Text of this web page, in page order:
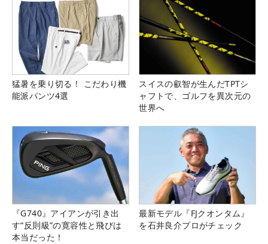
猛暑を乗り切る！ こだわり機
能派パンツ4選
スイスの叡智が生んだTPTシ
ャフトで、ゴルフを異次元の
世界へ
『G740』アイアンが引き出
す“反則級”の寛容性と飛びは
本当だった！
最新モデル『FJクオンタム』
を石井良介プロがチェック